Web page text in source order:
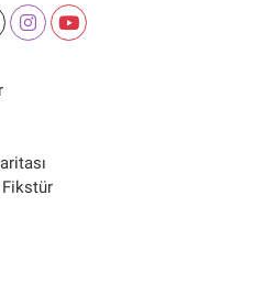
Fikstür